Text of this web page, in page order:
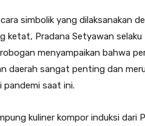
simbolik yang dilaksanakan
ketat, Pradana Setyawan
menyampaikan bahwa
daerah sangat penting dan
saat ini.
kuliner kompor induksi dari